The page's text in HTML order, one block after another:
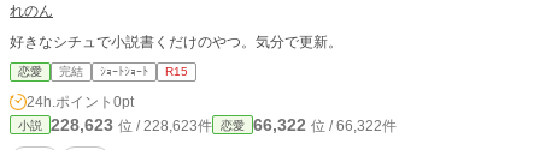
れのん
好きなシチュで小説書くだけのやつ。気分で更新。
恋愛 完結 ｼｮｰﾄｼｮｰﾄ R15
24h.ポイント 0pt
小説 228,623 位 / 228,623件 恋愛 66,322 位 / 66,322件